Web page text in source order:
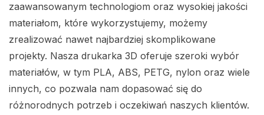
zaawansowanym technologiom oraz wysokiej jakości
materiałom, które wykorzystujemy, możemy
zrealizować nawet najbardziej skomplikowane
projekty. Nasza drukarka 3D oferuje szeroki wybór
materiałów, w tym PLA, ABS, PETG, nylon oraz wiele
innych, co pozwala nam dopasować się do
różnorodnych potrzeb i oczekiwań naszych klientów.